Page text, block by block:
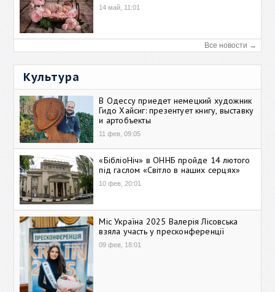
14 май, 11:01
Все новости →
Культура
В Одессу приедет немецкий художник
Гидо Хайсиг: презентует книгу, выставку
и артобъекты
11 фев, 09:05
«БібліоНіч» в ОННБ пройде 14 лютого
під гаслом «Світло в наших серцях»
10 фев, 20:01
Міс Україна 2025 Валерія Лісовська
взяла участь у пресконференції
09 фев, 18:01